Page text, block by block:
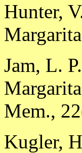
Hunter,
Jam, L.
Mem.,
Kugler,